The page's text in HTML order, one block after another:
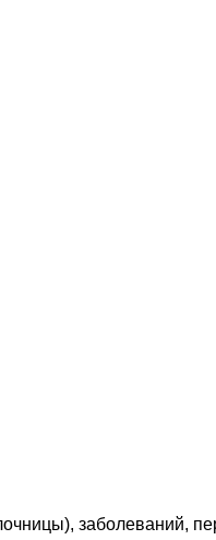
заболеваний,